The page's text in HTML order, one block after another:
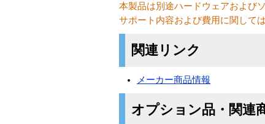
本製品は別途ハードウェアおよび
サポート内容および費用に関して
関連リンク
メーカー商品情報
オプション品・関連